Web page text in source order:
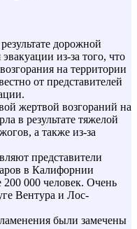
дорожной
из-за того, что
на территории
от представителей
жертвой возгораний на
в результате тяжелой
а также из-за
представители
в Калифорнии
200 000 человек. Очень
Вентура и Лос-
были замечены